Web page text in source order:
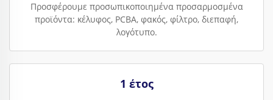
Προσφέρουμε προσωπικοποιημένα προσαρμοσμένα
προϊόντα: κέλυφος, PCBA, φακός, φίλτρο, διεπαφή,
λογότυπο.
1 έτος